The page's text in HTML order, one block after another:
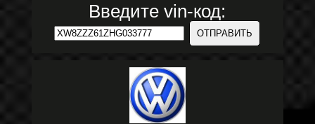
Введите vin-код: